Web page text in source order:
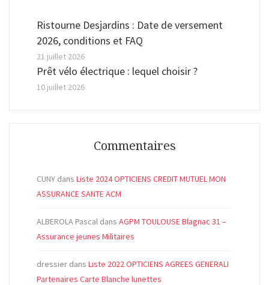
Ristourne Desjardins : Date de versement
2026, conditions et FAQ
21 juillet 2026
Prêt vélo électrique : lequel choisir ?
10 juillet 2026
Commentaires
CUNY dans Liste 2024 OPTICIENS CREDIT MUTUEL MON
ASSURANCE SANTE ACM
ALBEROLA Pascal dans AGPM TOULOUSE Blagnac 31 –
Assurance jeunes Militaires
dressier dans Liste 2022 OPTICIENS AGREES GENERALI
Partenaires Carte Blanche lunettes